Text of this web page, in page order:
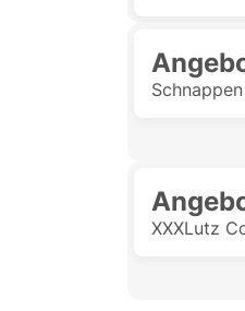
XXXLutz